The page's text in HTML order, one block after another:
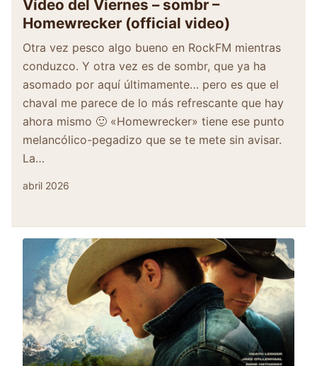
Vídeo del Viernes – sombr –
Homewrecker (official video)
Otra vez pesco algo bueno en RockFM mientras
conduzco. Y otra vez es de sombr, que ya ha
asomado por aquí últimamente… pero es que el
chaval me parece de lo más refrescante que hay
ahora mismo 🙂 «Homewrecker» tiene ese punto
melancólico-pegadizo que se te mete sin avisar.
La…
abril 2026